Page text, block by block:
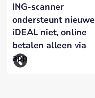
ING-scanner
ondersteunt nieuwe
iDEAL niet, online
betalen alleen via
app